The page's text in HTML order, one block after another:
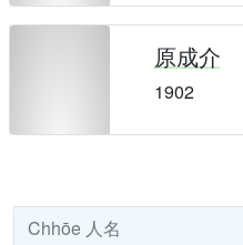
原成介
1902